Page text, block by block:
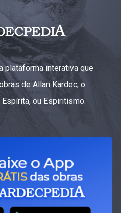
plataforma interativa que
de Allan Kardec, o
ou Espiritismo.